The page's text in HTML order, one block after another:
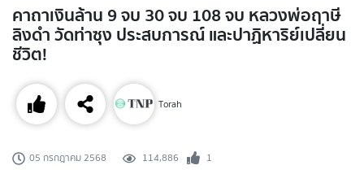
คาถาเงินล้าน 9 จบ 30 จบ 108 จบ หลวงพ่อฤาษี
ลิงดำ วัดท่าซุง ประสบการณ์ และปาฏิหาริย์เปลี่ยน
ชีวิต!
Torah
05 กรกฎาคม 2568 114,886 1